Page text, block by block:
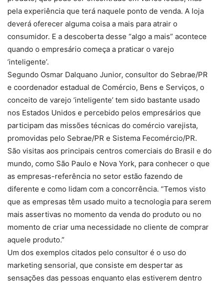
pela experiência que terá naquele ponto de venda. A loja
deverá oferecer alguma coisa a mais para atrair o
consumidor. E a descoberta desse “algo a mais” acontece
quando o empresário começa a praticar o varejo
‘inteligente’.
Segundo Osmar Dalquano Junior, consultor do Sebrae/PR
e coordenador estadual de Comércio, Bens e Serviços, o
conceito de varejo ‘inteligente’ tem sido bastante usado
nos Estados Unidos e percebido pelos empresários que
participam das missões técnicas do comércio varejista,
promovidas pelo Sebrae/PR e Sistema Fecomércio/PR.
São visitas aos principais centros comerciais do Brasil e do
mundo, como São Paulo e Nova York, para conhecer o que
as empresas-referência no setor estão fazendo de
diferente e como lidam com a concorrência. “Temos visto
que as empresas têm usado muito a tecnologia para serem
mais assertivas no momento da venda do produto ou no
momento de criar uma necessidade no cliente de comprar
aquele produto.”
Um dos exemplos citados pelo consultor é o uso do
marketing sensorial, que consiste em despertar as
sensações das pessoas enquanto elas estiverem dentro